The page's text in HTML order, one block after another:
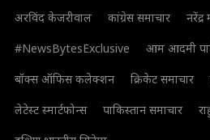
अरविंद केजरीवाल कांग्रेस समाचार नरेंद्र
#NewsBytesExclusive
आम आदमी
बॉक्स ऑफिस कलेक्शन
क्रिकेट समाचार
लेटेस्ट स्मार्टफोन्स
पाकिस्तान समाचार